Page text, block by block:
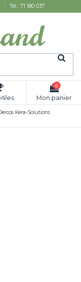
Tél : 71 180 037
0
Mon panier
Kera-Solutions